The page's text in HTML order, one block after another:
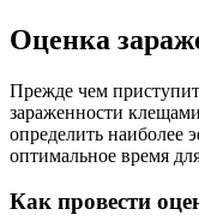
Оценка
Прежде чем
зараженности
определить наиболее
оптимальное время
Как провести